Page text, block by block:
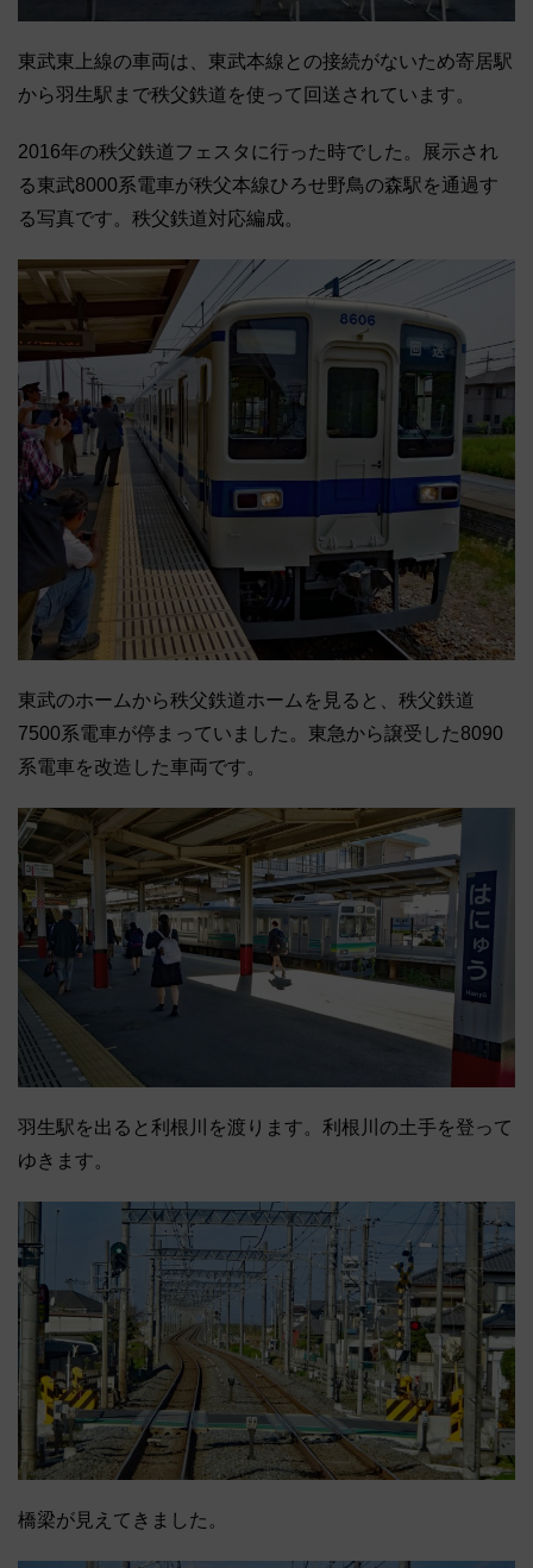
東武東上線の車両は、東武本線との接続がないため寄居駅
から羽生駅まで秩父鉄道を使って回送されています。
2016年の秩父鉄道フェスタに行った時でした。展示され
る東武8000系電車が秩父本線ひろせ野鳥の森駅を通過す
る写真です。秩父鉄道対応編成。
東武のホームから秩父鉄道ホームを見ると、秩父鉄道
7500系電車が停まっていました。東急から譲受した8090
系電車を改造した車両です。
羽生駅を出ると利根川を渡ります。利根川の土手を登って
ゆきます。
橋梁が見えてきました。